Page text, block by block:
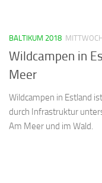
BALTIKUM 2018
Wildcampen in
Meer
Wildcampen in Estland
durch Infrastruktur
Am Meer und im Wald.